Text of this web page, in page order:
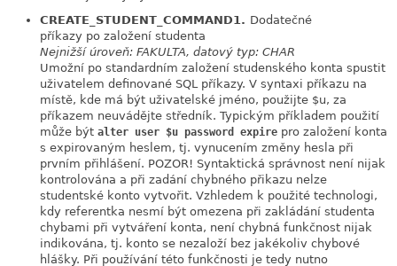
CREATE_STUDENT_COMMAND1. Dodatečné
příkazy po založení studenta
Nejnižší úroveň: FAKULTA, datový typ: CHAR
Umožní po standardním založení studenského konta spustit
uživatelem definované SQL příkazy. V syntaxi příkazu na
místě, kde má být uživatelské jméno, použijte $u, za
příkazem neuvádějte středník. Typickým příkladem použití
může být alter user $u password expire pro založení konta
s expirovaným heslem, tj. vynucením změny hesla při
prvním přihlášení. POZOR! Syntaktická správnost není nijak
kontrolována a při zadání chybného přikazu nelze
studentské konto vytvořit. Vzhledem k použité technologi,
kdy referentka nesmí být omezena při zakládání studenta
chybami při vytváření konta, není chybná funkčnost nijak
indikována, tj. konto se nezaloží bez jakékoliv chybové
hlášky. Při používání této funkčnosti je tedy nutno